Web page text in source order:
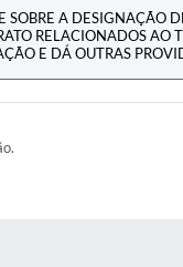
SOBRE A DESIGNAÇÃO
RELACIONADOS AO
E DÁ OUTRAS